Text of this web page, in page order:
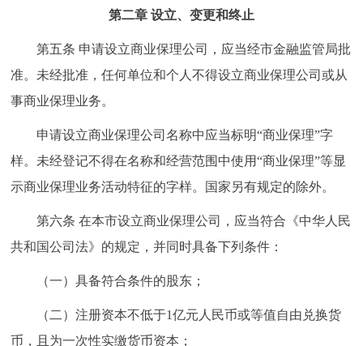
第二章 设立、变更和终止
第五条 申请设立商业保理公司，应当经市金融监管局批
准。未经批准，任何单位和个人不得设立商业保理公司或从
事商业保理业务。
申请设立商业保理公司名称中应当标明“商业保理”字
样。未经登记不得在名称和经营范围中使用“商业保理”等显
示商业保理业务活动特征的字样。国家另有规定的除外。
第六条 在本市设立商业保理公司，应当符合《中华人民
共和国公司法》的规定，并同时具备下列条件：
（一）具备符合条件的股东；
（二）注册资本不低于1亿元人民币或等值自由兑换货
币，且为一次性实缴货币资本；